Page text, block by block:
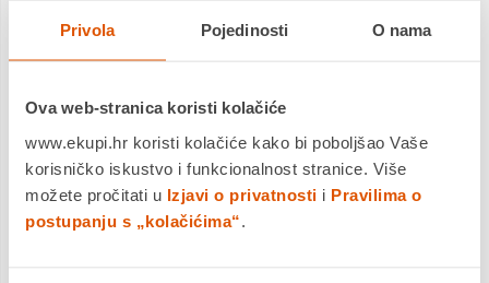
Privola Pojedinosti O nama
Ova web-stranica koristi kolačiće
www.ekupi.hr koristi kolačiće kako bi poboljšao Vaše
korisničko iskustvo i funkcionalnost stranice. Više
možete pročitati u Izjavi o privatnosti i Pravilima o
postupanju s „kolačićima“
metrici.
različitim uvjetima na cesti: ne samo ravnoj i suhoj površini
trkaće staze, već prije svega različitim uvjetima s kojima se
susrećemo na javnim cestama. SportContact 7 je sportska
guma, a ne guma za stazu i ključno je biti svjestan razlika
između njih. Prvi bi trebao osigurati visoku razinu prianjanja
kako na suhom tako i na mokrom asfaltu u relativno velikom
temperaturnom rasponu od prvih metara, dok su gume za